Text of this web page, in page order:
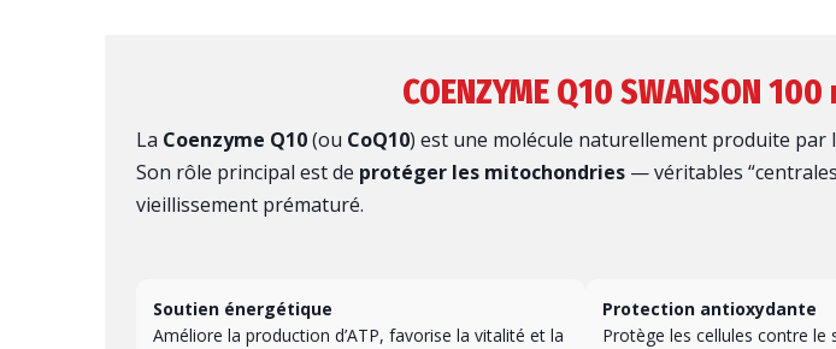
COENZYME Q10 SWANSON
La Coenzyme Q10(ou CoQ10) est une molécule naturellement produite par
Son rôle principal est de protéger les mitochondries — véritables
vieillissement prématuré.
Soutien énergétique
Améliore la production d’ATP, favorise la vitalité et la
Protection antioxydante
Protège les cellules contre le